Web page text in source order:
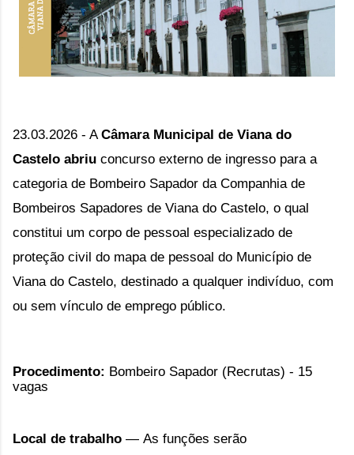
23.03.2026 - ACâmara Municipal de Viana do
Castelo abriu concurso externo de ingresso para a
categoria de Bombeiro Sapador da Companhia de
Bombeiros Sapadores de Viana do Castelo, o qual
constitui um corpo de pessoal especializado de
proteção civil do mapa de pessoal do Município de
Viana do Castelo, destinado a qualquer indivíduo, com
ou sem vínculo de emprego público.
Procedimento: Bombeiro Sapador (Recrutas) - 15
vagas
Local de trabalho — As funções serão